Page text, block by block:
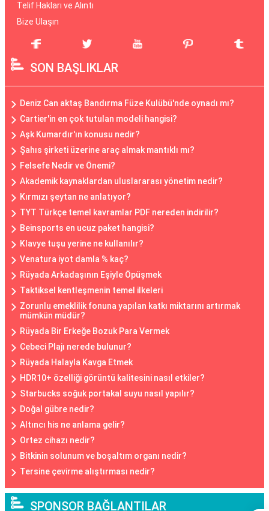
Telif Hakları ve Alıntı
Bize Ulaşın
SON BAŞLIKLAR
Deniz Can aktaş Bandırma Füze Kulübü'nde oynadı mı?
Cartier'in en çok tutulan modeli hangisi?
Aşk Kumardır'ın konusu nedir?
Şahıs şirketi üzerine araç almak mantıklı mı?
Felsefe Nedir ve Önemi?
Akademik kaynaklardan uluslararası yönetim nedir?
Kırmızı şeytan ne anlatıyor?
TYT Türkçe temel kavramlar PDF nereden indirilir?
Beinsports en ucuz paket hangisi?
Klavye tuşu yerine ne kullanılır?
Venatura iyot damla % kaç?
Rüyada Arkadaşının Eşiyle Öpüşmek
Taktiksel kentleşmenin temel ilkeleri
Zorunlu emeklilik fonuna yapılan katkı miktarını artırmak
mümkün müdür?
Rüyada Bir Erkeğe Bozuk Para Vermek
Cebeci Plajı nerede bulunur?
Rüyada Halayla Kavga Etmek
HDR10+ özelliği görüntü kalitesini nasıl etkiler?
Starbucks soğuk portakal suyu nasıl yapılır?
Doğal gübre nedir?
Altıncı his ne anlama gelir?
Ortez cihazı nedir?
Bitkinin solunum ve boşaltım organı nedir?
Tersine çevirme alıştırması nedir?
SPONSOR BAĞLANTILAR